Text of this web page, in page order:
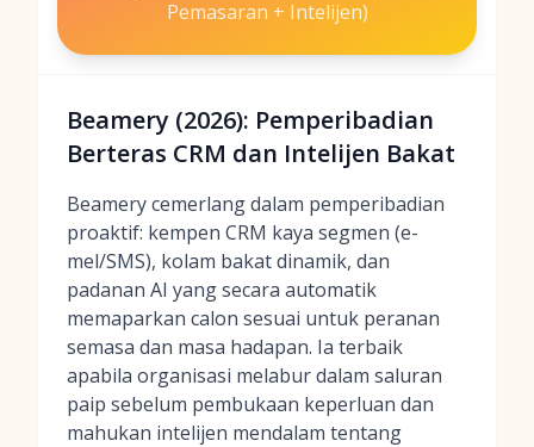
Pemasaran + Intelijen)
Beamery (2026): Pemperibadian
Berteras CRM dan Intelijen Bakat
Beamery cemerlang dalam pemperibadian
proaktif: kempen CRM kaya segmen (e-
mel/SMS), kolam bakat dinamik, dan
padanan AI yang secara automatik
memaparkan calon sesuai untuk peranan
semasa dan masa hadapan. Ia terbaik
apabila organisasi melabur dalam saluran
paip sebelum pembukaan keperluan dan
mahukan intelijen mendalam tentang